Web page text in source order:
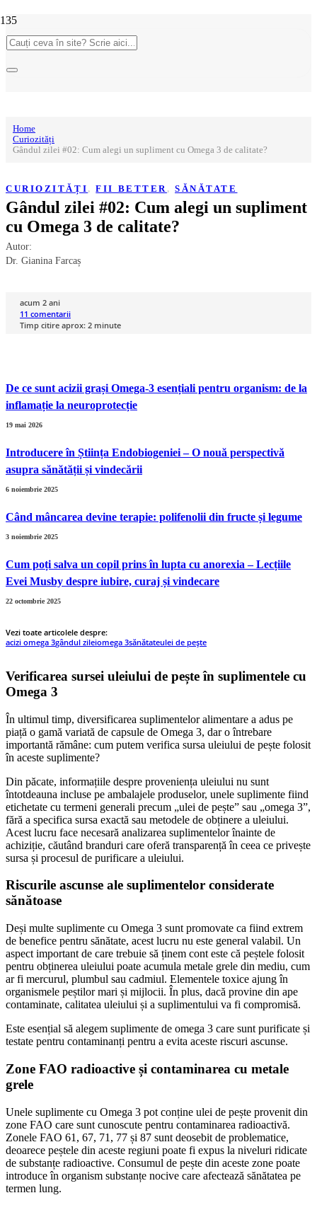
Home
Curiozități
Gândul zilei #02: Cum alegi un supliment cu Omega 3 de calitate?
CURIOZITĂȚI ,FII BETTER ,SĂNĂTATE
Gândul zilei #02: Cum alegi un supliment
cu Omega 3 de calitate?
Autor:
Dr. Gianina Farcaș
acum 2 ani
11 comentarii
Timp citire aprox: 2 minute
De ce sunt acizii grași Omega-3 esențiali pentru organism: de la
inflamație la neuroprotecție
19 mai 2026
Introducere în Știința Endobiogeniei – O nouă perspectivă
asupra sănătății și vindecării
6 noiembrie 2025
Când mâncarea devine terapie: polifenolii din fructe și legume
3 noiembrie 2025
Cum poți salva un copil prins în lupta cu anorexia – Lecțiile
Evei Musby despre iubire, curaj și vindecare
22 octombrie 2025
Vezi toate articolele despre:
acizi omega 3gândul zileiomega 3sănătateulei de pește
Verificarea sursei uleiului de pește în suplimentele cu
Omega 3
În ultimul timp, diversificarea suplimentelor alimentare a adus pe
piață o gamă variată de capsule de Omega 3, dar o întrebare
importantă rămâne: cum putem verifica sursa uleiului de pește folosit
în aceste suplimente?
Din păcate, informațiile despre proveniența uleiului nu sunt
întotdeauna incluse pe ambalajele produselor, unele suplimente fiind
etichetate cu termeni generali precum „ulei de pește” sau „omega 3”,
fără a specifica sursa exactă sau metodele de obținere a uleiului.
Acest lucru face necesară analizarea suplimentelor înainte de
achiziție, căutând branduri care oferă transparență în ceea ce privește
sursa și procesul de purificare a uleiului.
Riscurile ascunse ale suplimentelor considerate
sănătoase
Deși multe suplimente cu Omega 3 sunt promovate ca fiind extrem
de benefice pentru sănătate, acest lucru nu este general valabil. Un
aspect important de care trebuie să ținem cont este că peștele folosit
pentru obținerea uleiului poate acumula metale grele din mediu, cum
ar fi mercurul, plumbul sau cadmiul. Elementele toxice ajung în
organismele peștilor mari și mijlocii. În plus, dacă provine din ape
contaminate, calitatea uleiului și a suplimentului va fi compromisă.
Este esențial să alegem suplimente de omega 3 care sunt purificate și
testate pentru contaminanți pentru a evita aceste riscuri ascunse.
Zone FAO radioactive și contaminarea cu metale
grele
Unele suplimente cu Omega 3 pot conține ulei de pește provenit din
zone FAO care sunt cunoscute pentru contaminarea radioactivă.
Zonele FAO 61, 67, 71, 77 și 87 sunt deosebit de problematice,
deoarece peștele din aceste regiuni poate fi expus la niveluri ridicate
de substanțe radioactive. Consumul de pește din aceste zone poate
introduce în organism substanțe nocive care afectează sănătatea pe
termen lung.